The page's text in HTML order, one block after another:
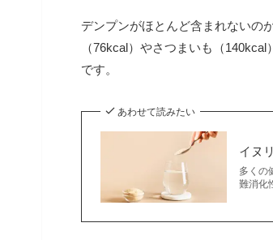
デンプンがほとんど含まれないの
（76kcal）やさつまいも（
です。
あわせて読みたい
イヌ
多くの
難消化